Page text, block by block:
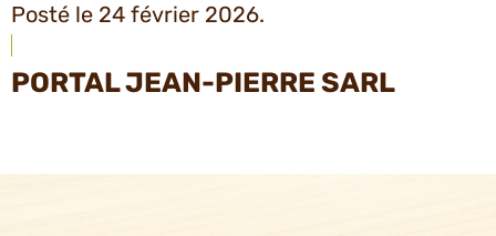
Posté le 24 février 2026.
PORTAL JEAN-PIERRE SARL